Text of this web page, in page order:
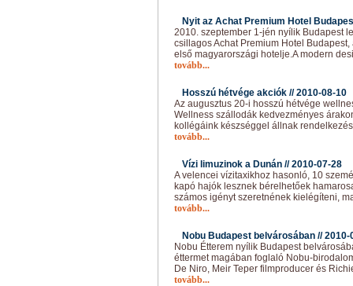
Nyit az Achat Premium Hotel
2010. szeptember 1-jén nyílik Budapest
csillagos Achat Premium Hotel
első magyarországi hotelje.A modern
tovább...
Hosszú hétvége akciók //2010-08-10
Az augusztus 20-i hosszú hétvége
Wellness szállodák kedvezményes
kollégáink készséggel állnak
tovább...
Vízi limuzinok a Dunán //2010-07-28
A velencei vízitaxikhoz hasonló, 10
kapó hajók lesznek bérelhetőek
számos igényt szeretnének kielégíteni,
tovább...
Nobu Budapest belvárosában //2010-
Nobu Étterem nyílik Budapest
éttermet magában foglaló Nobu-
De Niro, Meir Teper filmproducer és
tovább...